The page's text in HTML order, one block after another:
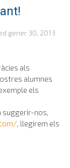
gener 30, 2013
als
alumnes
els
suggerir-nos,
/, llegirem els